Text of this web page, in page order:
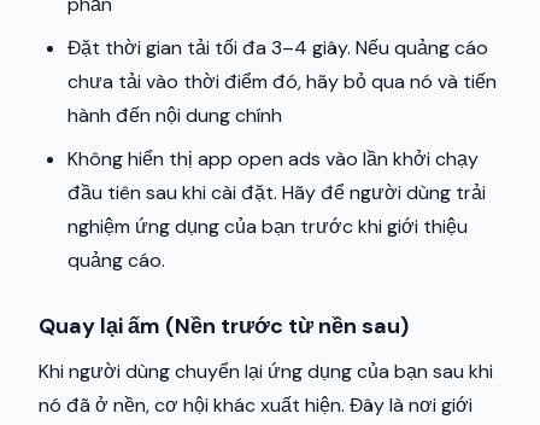
Đặt thời gian tải tối đa 3–4 giây. Nếu quảng cáo
chưa tải vào thời điểm đó, hãy bỏ qua nó và tiến
hành đến nội dung chính
Không hiển thị app open ads vào lần khởi chạy
đầu tiên sau khi cài đặt. Hãy để người dùng trải
nghiệm ứng dụng của bạn trước khi giới thiệu
quảng cáo.
Quay lại ấm (Nền trước từ nền sau)
Khi người dùng chuyển lại ứng dụng của bạn sau khi
nó đã ở nền, cơ hội khác xuất hiện. Đây là nơi giới